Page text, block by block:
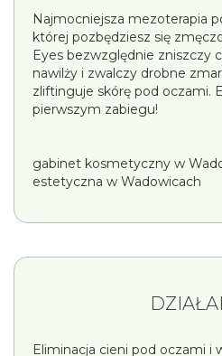
Najmocniejsza mezoterapia
której pozbędziesz się
Eyes bezwzględnie zniszczy
nawilży i zwalczy drobne
zliftinguje skórę pod oczami.
pierwszym zabiegu!
gabinet kosmetyczny w
estetyczna w Wadowicach
Eliminacja cieni pod oczami i